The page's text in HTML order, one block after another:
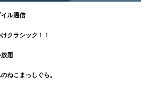
ル通信
クラシック！！
題
ねこまっしぐら。